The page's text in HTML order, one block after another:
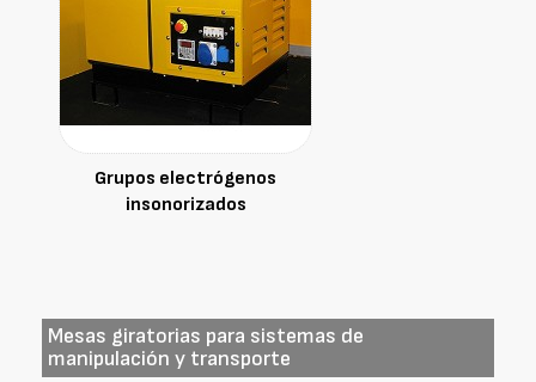
Grupos electrógenos
insonorizados
Mesas giratorias para sistemas de
manipulación y transporte